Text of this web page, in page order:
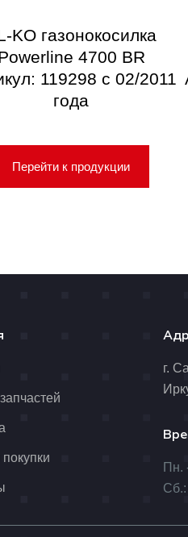
KO газонокосилка
4700 BR
119298 с 02/2011
года
Перейти к продукции
г.
Пн.
Сб.: